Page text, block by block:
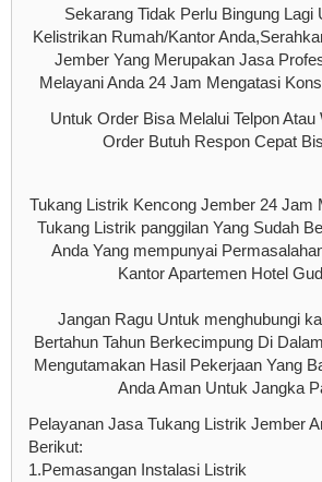
Sekarang Tidak Perlu Bingung Lagi
Kelistrikan Rumah/Kantor
Jember Yang Merupakan Jasa
Melayani Anda 24 Jam Mengatasi
Untuk Order Bisa Melalui Telpon
Order Butuh Respon Cepat
Tukang Listrik Kencong Jember 24 Jam
Tukang Listrik panggilan Yang Sudah
Anda Yang mempunyai
Kantor Apartemen Hotel
Jangan Ragu Untuk menghubungi
Bertahun Tahun Berkecimpung Di
Mengutamakan Hasil Pekerjaan Yang
Anda Aman Untuk Jangka
Pelayanan Jasa Tukang Listrik Jember
Berikut:
1.Pemasangan Instalasi Listrik